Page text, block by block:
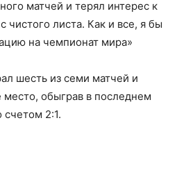
матчей и терял интерес к
чистого листа. Как и все, я бы
на чемпионат мира»
шесть из семи матчей и
обыграв в последнем
2:1.